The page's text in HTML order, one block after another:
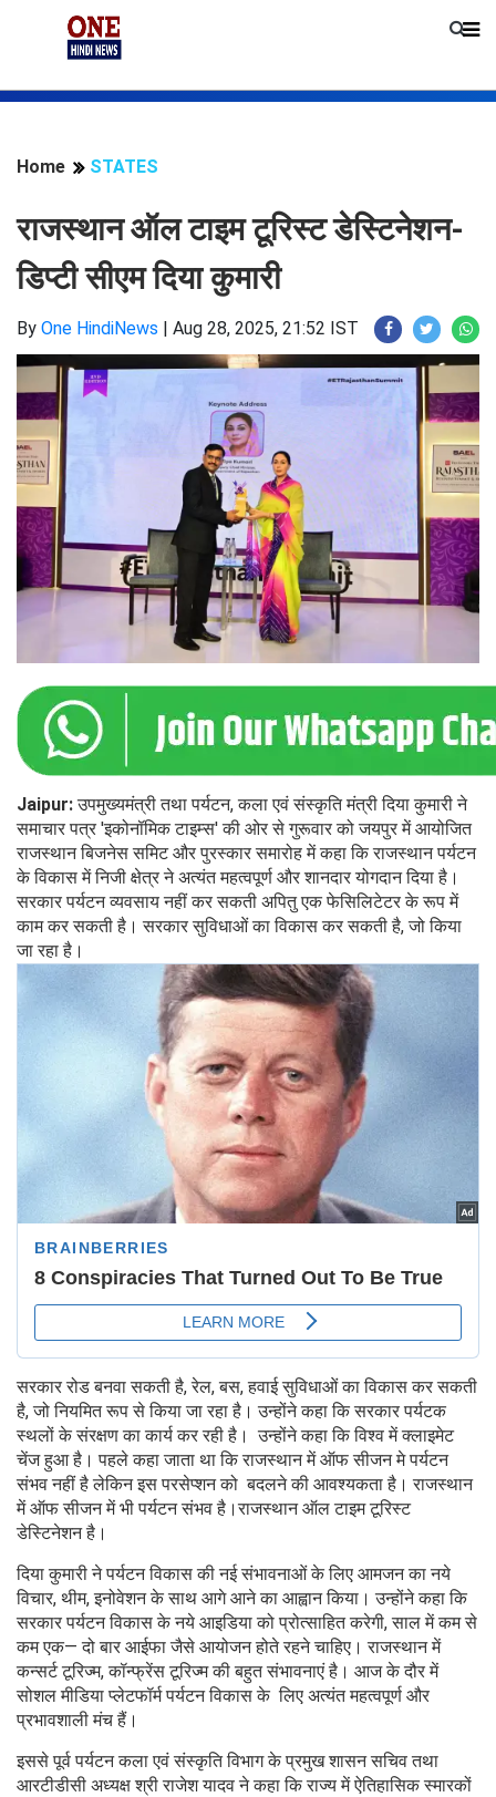
Home STATES
राजस्थान ऑल टाइम टूरिस्ट डेस्टिनेशन-
डिप्टी सीएम दिया कुमारी
By One HindiNews | Aug 28, 2025, 21:52 IST
Jaipur:उपमुख्यमंत्री तथा पर्यटन, कला एवं संस्कृति मंत्री दिया कुमारी ने
समाचार पत्र 'इकोनॉमिक टाइम्स' की ओर से गुरूवार को जयपुर में आयोजित
राजस्थान बिजनेस समिट और पुरस्कार समारोह में कहा कि राजस्थान पर्यटन
के विकास में निजी क्षेत्र ने अत्यंत महत्वपूर्ण और शानदार योगदान दिया है।
सरकार पर्यटन व्यवसाय नहीं कर सकती अपितु एक फेसिलिटेटर के रूप में
काम कर सकती है। सरकार सुविधाओं का विकास कर सकती है, जो किया
जा रहा है।
सरकार रोड बनवा सकती है, रेल, बस, हवाई सुविधाओं का विकास कर सकती
है, जो नियमित रूप से किया जा रहा है। उन्होंने कहा कि सरकार पर्यटक
स्थलों के संरक्षण का कार्य कर रही है। उन्होंने कहा कि विश्व में क्लाइमेट
चेंज हुआ है। पहले कहा जाता था कि राजस्थान में ऑफ सीजन मे पर्यटन
संभव नहीं है लेकिन इस परसेप्शन को बदलने की आवश्यकता है। राजस्थान
में ऑफ सीजन में भी पर्यटन संभव है।राजस्थान ऑल टाइम टूरिस्ट
डेस्टिनेशन है।
दिया कुमारी ने पर्यटन विकास की नई संभावनाओं के लिए आमजन का नये
विचार, थीम, इनोवेशन के साथ आगे आने का आह्वान किया। उन्होंने कहा कि
सरकार पर्यटन विकास के नये आइडिया को प्रोत्साहित करेगी, साल में कम से
कम एक— दो बार आईफा जैसे आयोजन होते रहने चाहिए। राजस्थान में
कन्सर्ट टूरिज्म, कॉन्फ्रेंस टूरिज्म की बहुत संभावनाएं है। आज के दौर में
सोशल मीडिया प्लेटफॉर्म पर्यटन विकास के लिए अत्यंत महत्वपूर्ण और
प्रभावशाली मंच हैं।
इससे पूर्व पर्यटन कला एवं संस्कृति विभाग के प्रमुख शासन सचिव तथा
आरटीडीसी अध्यक्ष श्री राजेश यादव ने कहा कि राज्य में ऐतिहासिक स्मारकों